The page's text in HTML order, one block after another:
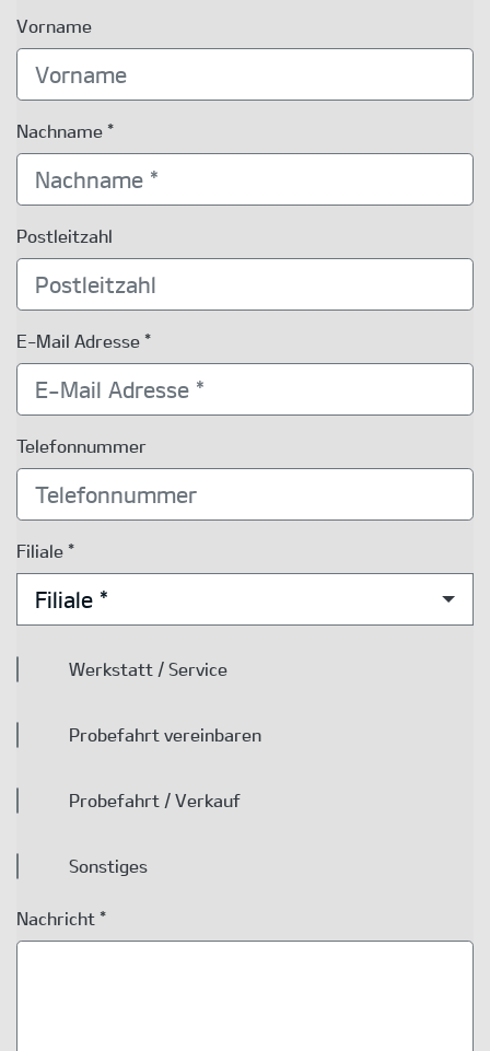
Vorname
Nachname *
Postleitzahl
E-Mail Adresse *
Telefonnummer
Filiale *
Filiale *
Werkstatt / Service
Probefahrt vereinbaren
Probefahrt / Verkauf
Sonstiges
Nachricht *